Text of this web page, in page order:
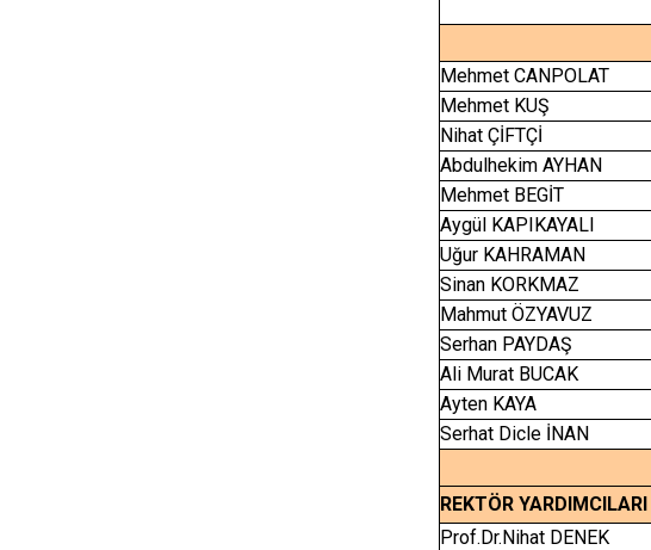
Mehmet CANPOLAT
Mehmet KUŞ
Nihat ÇİFTÇİ
Abdulhekim AYHAN
Mehmet BEGİT
Aygül KAPIKAYALI
Uğur KAHRAMAN
Sinan KORKMAZ
Mahmut ÖZYAVUZ
Serhan PAYDAŞ
Ali Murat BUCAK
Ayten KAYA
Serhat Dicle İNAN
REKTÖR YARDIMCILARI
Prof.Dr.Nihat DENEK